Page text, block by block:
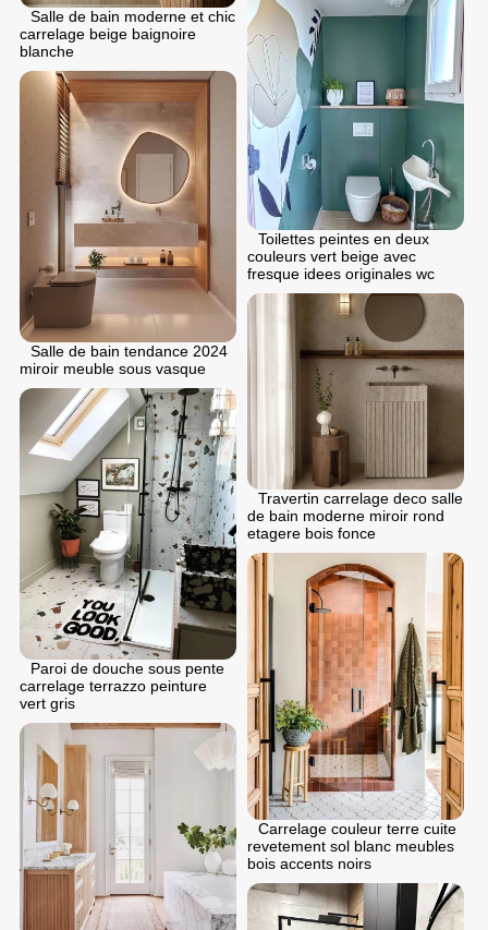
Salle de bain moderne et chic
carrelage beige baignoire
blanche
Toilettes peintes en deux
couleurs vert beige avec
fresque idees originales wc
Salle de bain tendance 2024
miroir meuble sous vasque
Travertin carrelage deco salle
de bain moderne miroir rond
etagere bois fonce
Paroi de douche sous pente
carrelage terrazzo peinture
vert gris
Carrelage couleur terre cuite
revetement sol blanc meubles
bois accents noirs